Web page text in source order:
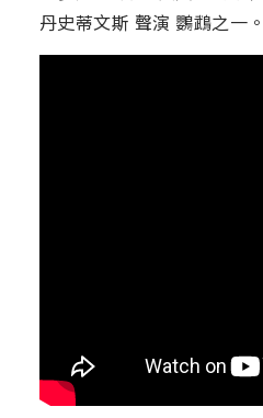
丹史蒂文斯 聲演 鸚鵡之一。